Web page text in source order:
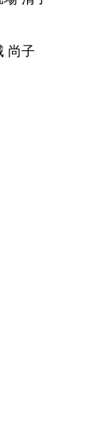
尚子